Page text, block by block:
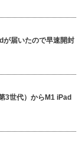
届いたので早速開封
3世代）からM1 iPad